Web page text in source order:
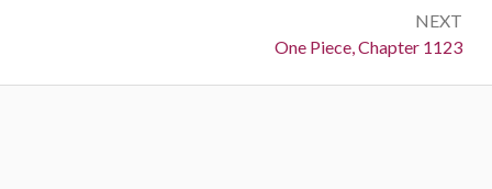
NEXT
Next:
One Piece, Chapter 1123